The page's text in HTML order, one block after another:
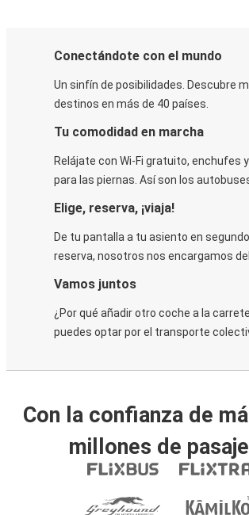
Conectándote con el mundo
Un sinfín de posibilidades. Descubre
destinos en más de 40 países.
Tu comodidad en marcha
Relájate con Wi-Fi gratuito, enchufes
para las piernas. Así son los
Elige, reserva, ¡viaja!
De tu pantalla a tu asiento en
reserva, nosotros nos encargamos
Vamos juntos
¿Por qué añadir otro coche a la
puedes optar por el transporte
Con la confianza de
millones de